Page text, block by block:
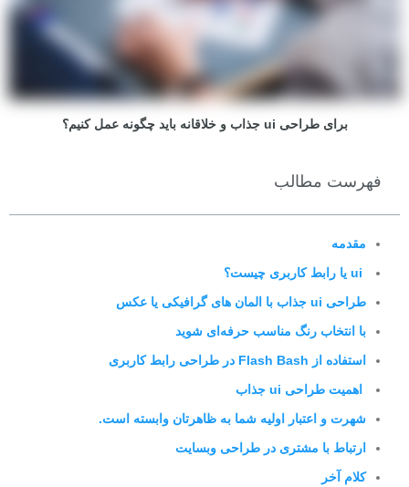
برای طراحی ui جذاب و خلاقانه باید چگونه عمل کنیم؟
فهرست مطالب
مقدمه
طراحی ui جذاب با المان های گرافیکی یا عکس
با انتخاب رنگ مناسب حرفه‌ای شوید
استفاده از Flash Bash در طراحی رابط کاربری
اهمیت طراحی ui جذاب
شهرت و اعتبار اولیه شما به ظاهرتان وابسته است.
ارتباط با مشتری در طراحی وبسایت
کلام آخر